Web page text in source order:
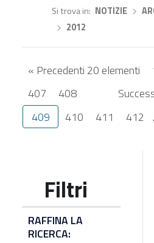
Si trova in NOTIZIE›
2012
« Precedenti 20 elementi
407
408
409
410 411 412
RAFFINA LA
RICERCA: